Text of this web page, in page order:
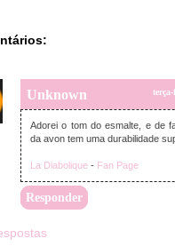
Unknown
Adorei o tom do esmalte, e de
da avon tem uma durabilidade
La Diabolique - Fan Page
Responder